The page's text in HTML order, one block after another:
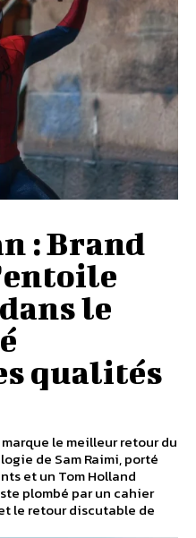
: Brand
le
qualités
le meilleur retour du
de Sam Raimi, porté
et un Tom Holland
plombé par un cahier
le retour discutable de